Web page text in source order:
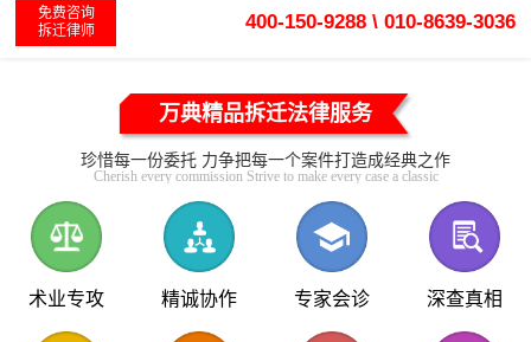
免费咨询
拆迁律师
400-150-9288 \ 010-8639-3036
万典精品拆迁法律服务
珍惜每一份委托 力争把每一个案件打造成经典之作
Cherish every commission Strive to make every case a classic
术业专攻 精诚协作 专家会诊 深查真相